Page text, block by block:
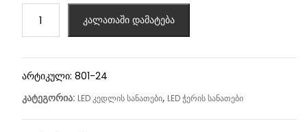
კალათაში დამატება
არტიკული: 801-24
კატეგორია: LED კედლის სანათები, LED ჭერის სანათები